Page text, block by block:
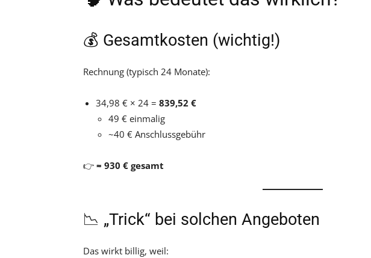
💰 Gesamtkosten (wichtig!)
Rechnung (typisch 24 Monate):
34,98 € × 24 = 839,52 €
49 € einmalig
~40 € Anschlussgebühr
👉 ≈ 930 € gesamt
📉 „Trick“ bei solchen Angeboten
Das wirkt billig, weil: